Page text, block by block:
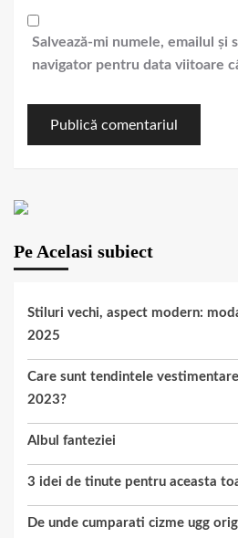
Salvează-mi numele, emailul și
navigator pentru data viitoare
Pe Acelasi subiect
Stiluri vechi, aspect modern:
2025
Care sunt tendintele
2023?
Albul fanteziei
3 idei de tinute pentru aceasta
De unde cumparati cizme ugg